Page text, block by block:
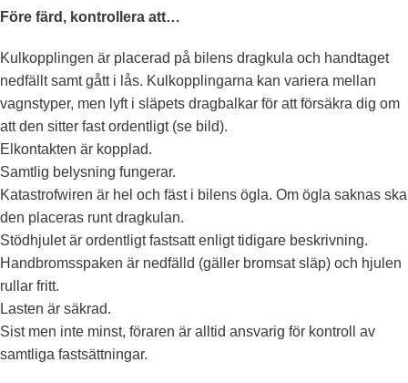
Före färd, kontrollera att…
Kulkopplingen är placerad på bilens dragkula och handtaget
nedfällt samt gått i lås. Kulkopplingarna kan variera mellan
vagnstyper, men lyft i släpets dragbalkar för att försäkra dig om
att den sitter fast ordentligt (se bild).
Elkontakten är kopplad.
Samtlig belysning fungerar.
Katastrofwiren är hel och fäst i bilens ögla. Om ögla saknas ska
den placeras runt dragkulan.
Stödhjulet är ordentligt fastsatt enligt tidigare beskrivning.
Handbromsspaken är nedfälld (gäller bromsat släp) och hjulen
rullar fritt.
Lasten är säkrad.
Sist men inte minst, föraren är alltid ansvarig för kontroll av
samtliga fastsättningar.